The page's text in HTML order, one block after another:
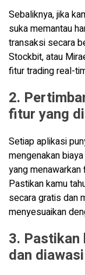
Sebaliknya, jika
suka memantau
transaksi secara
Stockbit, atau
fitur trading real-
2.
fitur yang
Setiap aplikasi
mengenakan
yang menawarkan
Pastikan kamu
secara gratis dan
menyesuaikan
3.
dan